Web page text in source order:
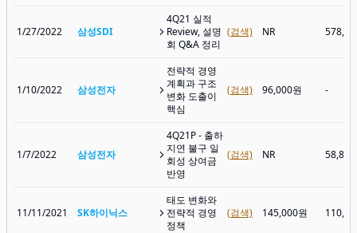
1/27/2022 삼성SDI
4Q21 실적
Review, 설명
회 Q&A 정리
(검색) NR
1/10/2022 삼성전자
전략적 경영
계획과 구조
변화 도출이
핵심
(검색) 96,000원 -
1/7/2022 삼성전자
4Q21P - 출하
지연 불구 일
회성 상여금
반영
(검색) NR
11/11/2021 SK하이닉스
태도 변화와
전략적 경영
정책
(검색) 145,000원